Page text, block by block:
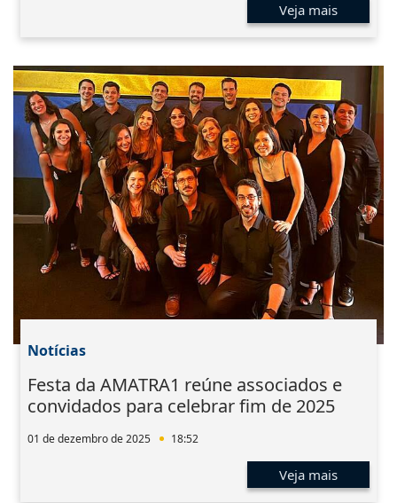
Veja mais
Notícias
Festa da AMATRA1 reúne associados e
convidados para celebrar fim de 2025
01 de dezembro de 2025 18:52
Veja mais